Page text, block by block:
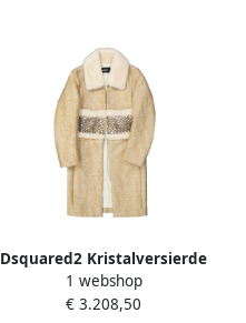
Dsquared2 Kristalversierde
jas met nertsbont Beige
Dames
1 webshop
€ 3.208,50